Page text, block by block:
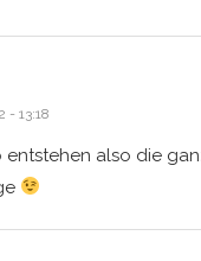
- 13:18
entstehen also die